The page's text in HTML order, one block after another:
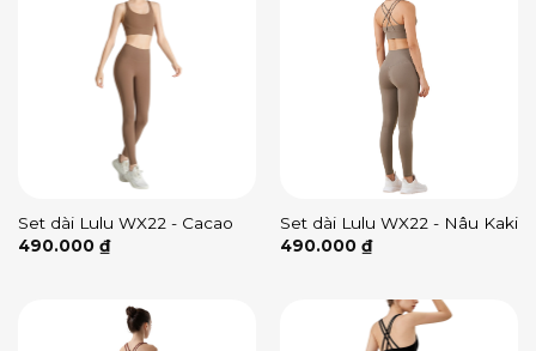
Set dài Lulu WX22 - Cacao
490.000 ₫
Set dài Lulu WX22 - Nâu Kaki
490.000 ₫